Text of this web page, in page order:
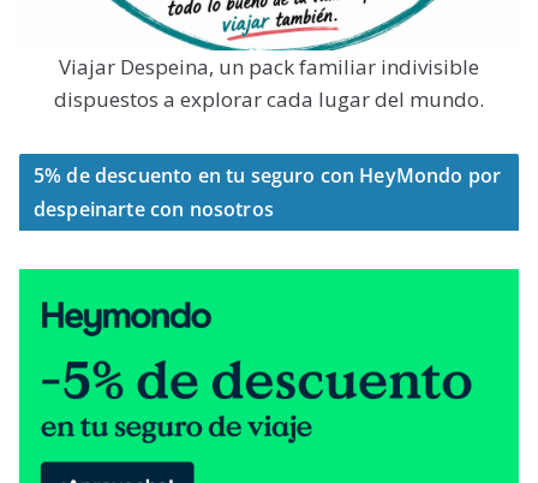
Viajar Despeina, un pack familiar indivisible
dispuestos a explorar cada lugar del mundo.
5% de descuento en tu seguro con HeyMondo por
despeinarte con nosotros